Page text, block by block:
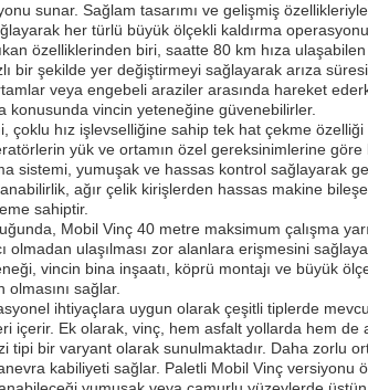
sunar. Sağlam tasarımı ve gelişmiş
her türlü büyük ölçekli kaldırma
özelliklerinden biri, saatte 80 km hıza ulaşabilen
bir şekilde yer değiştirmeyi sağlayarak arıza
veya engebeli araziler arasında hareket
konusunda vincin yeteneğine güvenebilirler.
çoklu hız işlevselliğine sahip tek hat çekme
yük ve ortamın özel gereksinimlerine
sistemi, yumuşak ve hassas kontrol sağlayarak
ağır çelik kirişlerden hassas makine
sahiptir.
Mobil Vinç 40 metre maksimum çalışma
olmadan ulaşılması zor alanlara erişmesini
vincin bina inşaatı, köprü montajı ve büyük
sağlar.
ihtiyaçlara uygun olarak çeşitli tiplerde
içerir. Ek olarak, vinç, hem asfalt yollarda hem de
tipi bir varyant olarak sunulmaktadır. Daha zorlu
kabiliyeti sağlar. Paletli Mobil Vinç versiyonu